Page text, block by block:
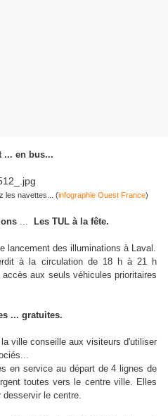
... en bus...
les navettes... (infographie Ouest France)
... Les TUL à la fête.
lancement des illuminations à Laval.
à la circulation de 18 h à 21 h
aux seuls véhicules prioritaires
... gratuites.
ville conseille aux visiteurs d'utiliser
en service au départ de 4 lignes de
toutes vers le centre ville. Elles
desservir le centre.